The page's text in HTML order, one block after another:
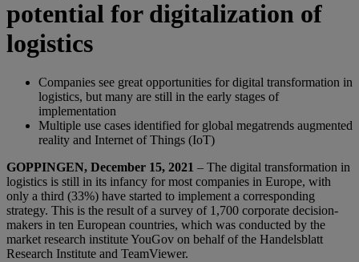
potential for digitalization of
logistics
Companies see great opportunities for digital transformation in
logistics, but many are still in the early stages of
implementation
Multiple use cases identified for global megatrends augmented
reality and Internet of Things (IoT)
GOPPINGEN, December 15, 2021 – The digital transformation in
logistics is still in its infancy for most companies in Europe, with
only a third (33%) have started to implement a corresponding
strategy. This is the result of a survey of 1,700 corporate decision-
makers in ten European countries, which was conducted by the
market research institute YouGov on behalf of the Handelsblatt
Research Institute and TeamViewer.